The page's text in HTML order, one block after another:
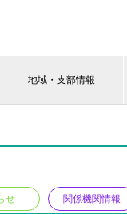
地域・支部情報
せ 関係機関情報